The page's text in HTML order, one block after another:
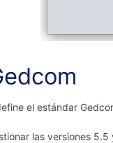
el estándar
las versiones 5.5